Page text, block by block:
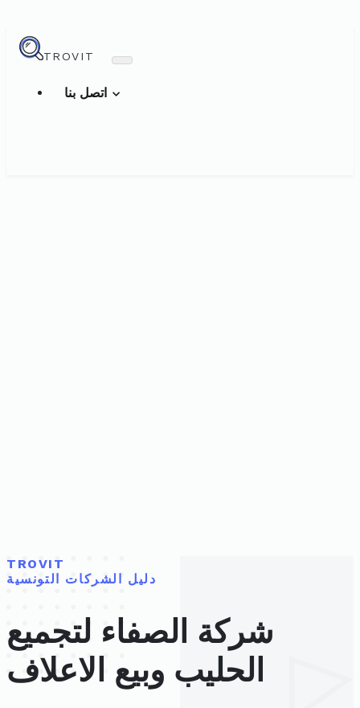
TROVIT
TROVIT
دليل الشركات التونسية
شركة الصفاء لتجميع
الحليب وبيع الاعلاف